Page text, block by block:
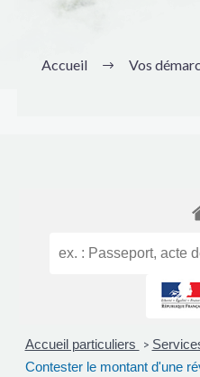
Accueil Vos
Accueil particuliers >
Contester le montant d'une